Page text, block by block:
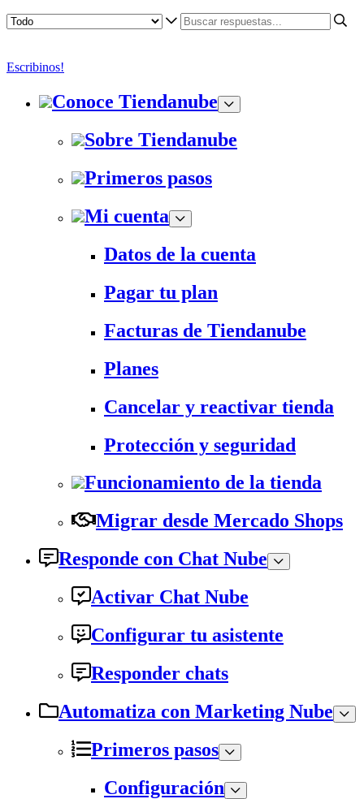
Escribinos!
Conoce Tiendanube
Sobre Tiendanube
Primeros pasos
Mi cuenta
Datos de la cuenta
Pagar tu plan
Facturas de Tiendanube
Planes
Cancelar y reactivar tienda
Protección y seguridad
Funcionamiento de la tienda
Migrar desde Mercado Shops
Responde con Chat Nube
Activar Chat Nube
Configurar tu asistente
Responder chats
Automatiza con Marketing Nube
Primeros pasos
Configuración